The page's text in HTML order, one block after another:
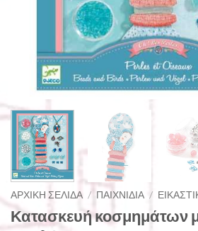
ΑΡΧΙΚΉ ΣΕΛΊΔΑ / ΠΑΙΧΝΊΔΙΑ /
Κατασκευή κοσμημάτων